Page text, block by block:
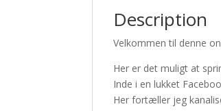
Description
Velkommen til denne
Her er det muligt at
Inde i en lukket
Her fortæller jeg